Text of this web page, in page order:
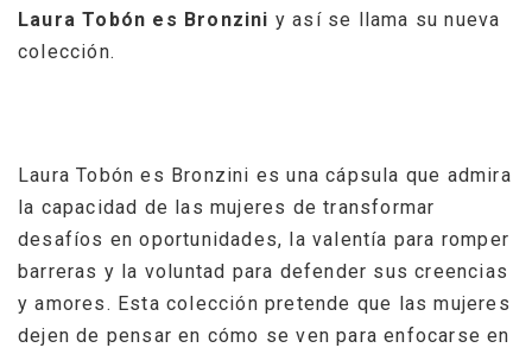
Laura Tobón es Bronzini y así se llama su nueva
colección.
Laura Tobón es Bronzini es una cápsula que admira
la capacidad de las mujeres de transformar
desafíos en oportunidades, la valentía para romper
barreras y la voluntad para defender sus creencias
y amores. Esta colección pretende que las mujeres
dejen de pensar en cómo se ven para enfocarse en